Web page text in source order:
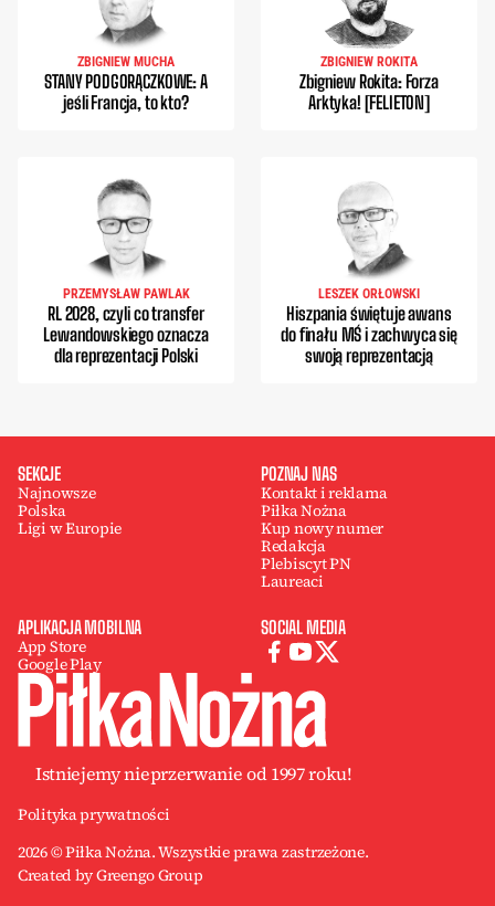
ZBIGNIEW MUCHA
STANY PODGORĄCZKOWE: A
jeśli Francja, to kto?
ZBIGNIEW ROKITA
Zbigniew Rokita: Forza
Arktyka! [FELIETON]
PRZEMYSŁAW PAWLAK
RL 2028, czyli co transfer
Lewandowskiego oznacza
dla reprezentacji Polski
LESZEK ORŁOWSKI
Hiszpania świętuje awans
do finału MŚ i zachwyca się
swoją reprezentacją
SEKCJE
Najnowsze
Polska
Ligi w Europie
POZNAJ NAS
Kontakt i reklama
Piłka Nożna
Kup nowy numer
Redakcja
Plebiscyt PN
Laureaci
APLIKACJA MOBILNA
App Store
Google Play
SOCIAL MEDIA
Istniejemy nieprzerwanie od 1997 roku!
Polityka prywatności
2026 © Piłka Nożna. Wszystkie prawa zastrzeżone.
Created by Greengo Group